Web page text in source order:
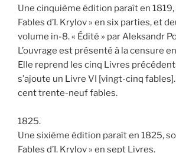
Une cinquième édition paraît en
Fables d’I. Krylov » en six parties, et
volume in-8. « Édité » par Aleksandr
L’ouvrage est présenté à la censure
Elle reprend les cinq Livres
s’ajoute un Livre VI [vingt-cinq
cent trente-neuf fables.
1825.
Une sixième édition paraît en 1825,
Fables d’I. Krylov » en sept Livres.